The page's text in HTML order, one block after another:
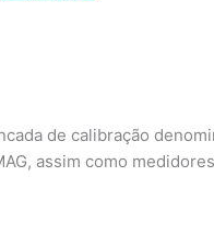
de calibração
assim como